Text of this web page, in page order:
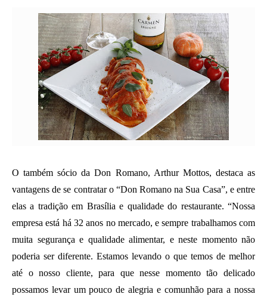
O também sócio da Don Romano, Arthur Mottos, destaca as
vantagens de se contratar o “Don Romano na Sua Casa”, e entre
elas a tradição em Brasília e qualidade do restaurante. “Nossa
empresa está há 32 anos no mercado, e sempre trabalhamos com
muita segurança e qualidade alimentar, e neste momento não
poderia ser diferente. Estamos levando o que temos de melhor
até o nosso cliente, para que nesse momento tão delicado
possamos levar um pouco de alegria e comunhão para a nossa